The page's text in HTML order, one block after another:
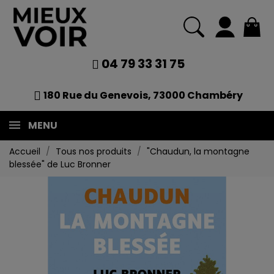
04 79 33 31 75
180 Rue du Genevois, 73000 Chambéry
MENU
Accueil Tous nos produits
"Chaudun, la montagne
blessée" de Luc Bronner